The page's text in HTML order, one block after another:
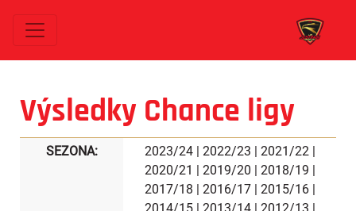
Výsledky Chance ligy
SEZONA: 2023/24| 2022/23 | 2021/22|
2020/21 | 2019/20 | 2018/19 |
2017/18 | 2016/17| 2015/16|